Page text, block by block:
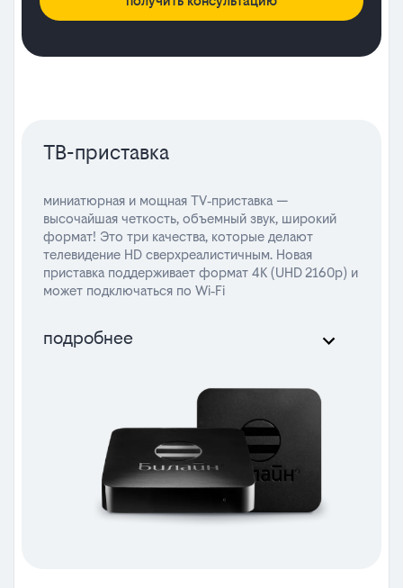
ТВ-приставка
миниатюрная и мощная TV‑приставка —
высочайшая четкость, объемный звук, широкий
формат! Это три качества, которые делают
телевидение HD сверхреалистичным. Новая
приставка поддерживает формат 4K (UHD 2160p) и
может подключаться по Wi‑Fi
подробнее